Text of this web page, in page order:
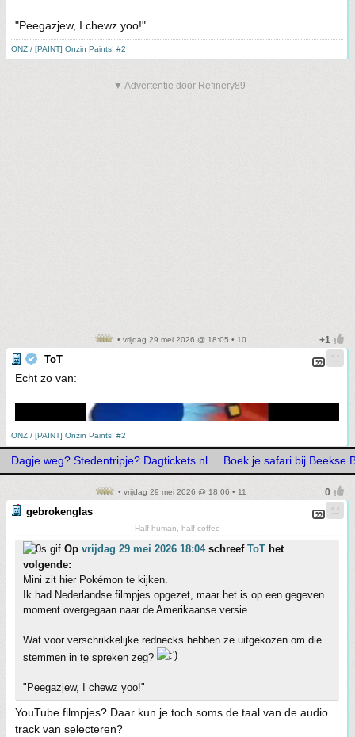
"Peegazjew, I chewz yoo!"
ONZ / [PAINT] Onzin Paints! #2
▼ Advertentie door Refinery89
• vrijdag 29 mei 2026 @ 18:05 • 10
ToT
Echt zo van:
ONZ / [PAINT] Onzin Paints! #2
Dagje weg? Stedentripje? Dagtickets.nl Boek je safari bij Beekse
• vrijdag 29 mei 2026 @ 18:06 • 11
gebrokenglas
Half human, half coffee
Op vrijdag 29 mei 2026 18:04schreef ToT het
volgende:
Mini zit hier Pokémon te kijken.
Ik had Nederlandse filmpjes opgezet, maar het is op een gegeven
moment overgegaan naar de Amerikaanse versie.
Wat voor verschrikkelijke rednecks hebben ze uitgekozen om die
stemmen in te spreken zeg?
"Peegazjew, I chewz yoo!"
YouTube filmpjes? Daar kun je toch soms de taal van de audio
track van selecteren?